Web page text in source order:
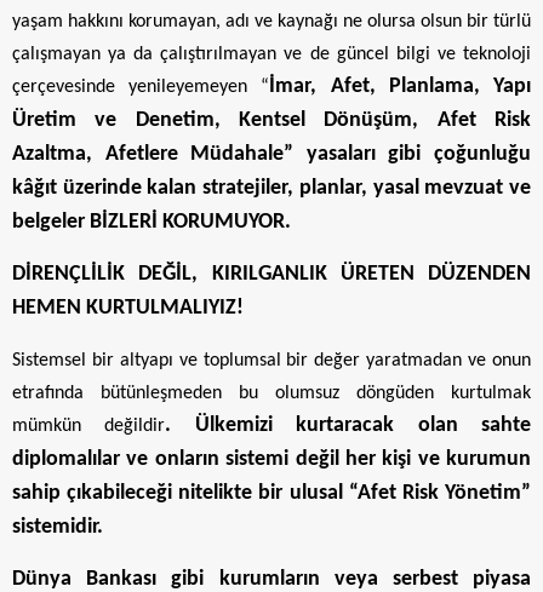
yaşam hakkını korumayan, adı ve kaynağı ne olursa olsun bir türlü
çalışmayan ya da çalıştırılmayan ve de güncel bilgi ve teknoloji
çerçevesinde yenileyemeyen “İmar, Afet, Planlama, Yapı
Üretim ve Denetim, Kentsel Dönüşüm, Afet Risk
Azaltma, Afetlere Müdahale” yasaları gibi çoğunluğu
kâğıt üzerinde kalan stratejiler, planlar, yasal mevzuat ve
belgeler BİZLERİ KORUMUYOR.
DİRENÇLİLİK DEĞİL, KIRILGANLIK ÜRETEN DÜZENDEN
HEMEN KURTULMALIYIZ!
Sistemsel bir altyapı ve toplumsal bir değer yaratmadan ve onun
etrafında bütünleşmeden bu olumsuz döngüden kurtulmak
mümkün değildir. Ülkemizi kurtaracak olan sahte
diplomalılar ve onların sistemi değil her kişi ve kurumun
sahip çıkabileceği nitelikte bir ulusal “Afet Risk Yönetim”
sistemidir.
Dünya Bankası gibi kurumların veya serbest piyasa